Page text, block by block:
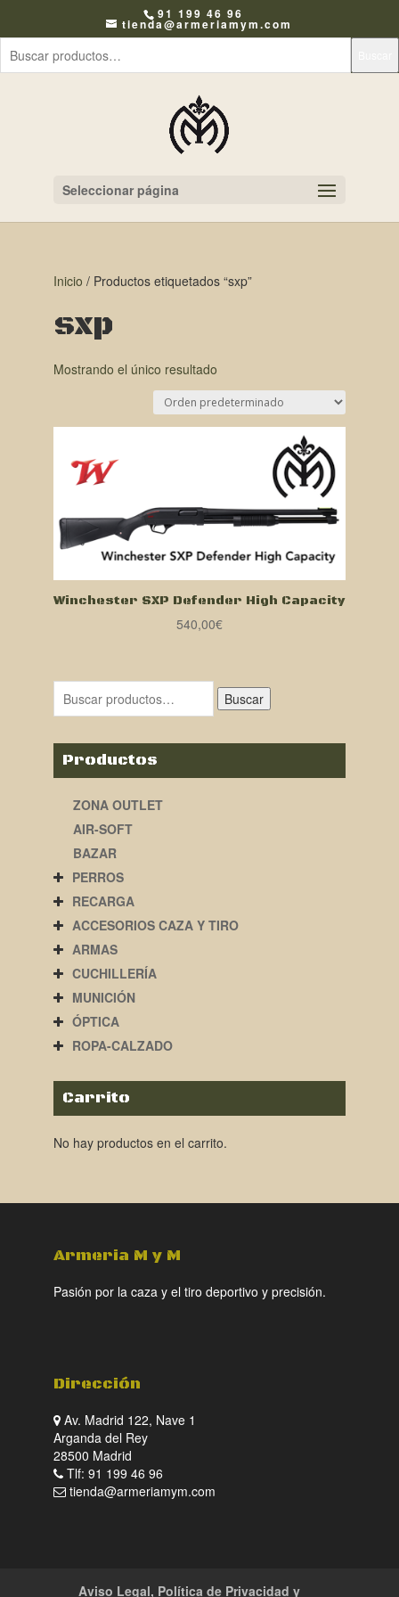
91 199 46 96
tienda@armeriamym.com
Seleccionar página
Inicio / Productos etiquetados “sxp”
sxp
Mostrando el único resultado
Winchester SXP Defender High Capacity
540,00€
Buscar
Productos
ZONA OUTLET
AIR-SOFT
BAZAR
PERROS
RECARGA
ACCESORIOS CAZA Y TIRO
ARMAS
CUCHILLERÍA
MUNICIÓN
ÓPTICA
ROPA-CALZADO
Carrito
No hay productos en el carrito.
Armeria M y M
Pasión por la caza y el tiro deportivo y precisión.
Dirección
Av. Madrid 122, Nave 1
Arganda del Rey
28500 Madrid
Tlf: 91 199 46 96
tienda@armeriamym.com
Aviso Legal, Política de Privacidad y